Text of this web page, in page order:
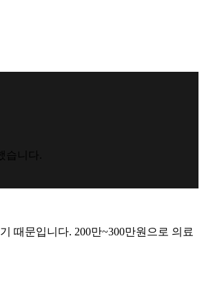
니다.
때문입니다. 200만~300만원으로 의료